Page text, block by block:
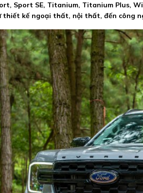
Sport SE, Titanium, Titanium Plus,
kế ngoại thất, nội thất, đến công